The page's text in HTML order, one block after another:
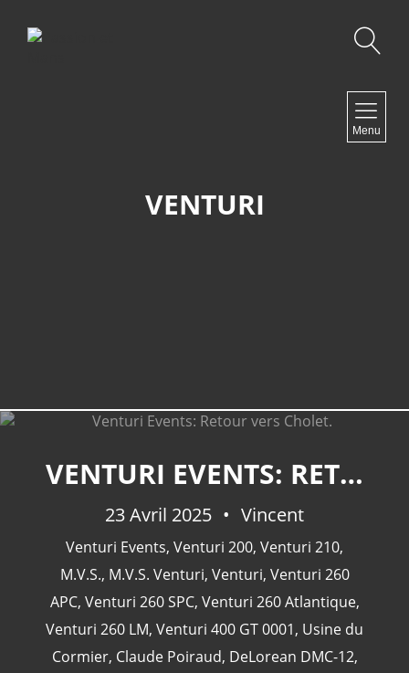
Menu
VENTURI
VENTURI EVENTS: RETOUR VERS CHOLET.
23 Avril 2025 Vincent
Venturi Events, Venturi 200, Venturi 210,
M.V.S., M.V.S. Venturi, Venturi, Venturi 260
APC, Venturi 260 SPC, Venturi 260 Atlantique,
Venturi 260 LM, Venturi 400 GT 0001, Usine du
Cormier, Claude Poiraud, DeLorean DMC-12,